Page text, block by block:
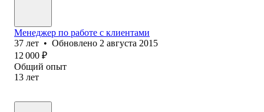
Менеджер по работе с клиентами
37 лет • Обновлено 2 августа 2015
12 000 ₽
Общий опыт
13 лет